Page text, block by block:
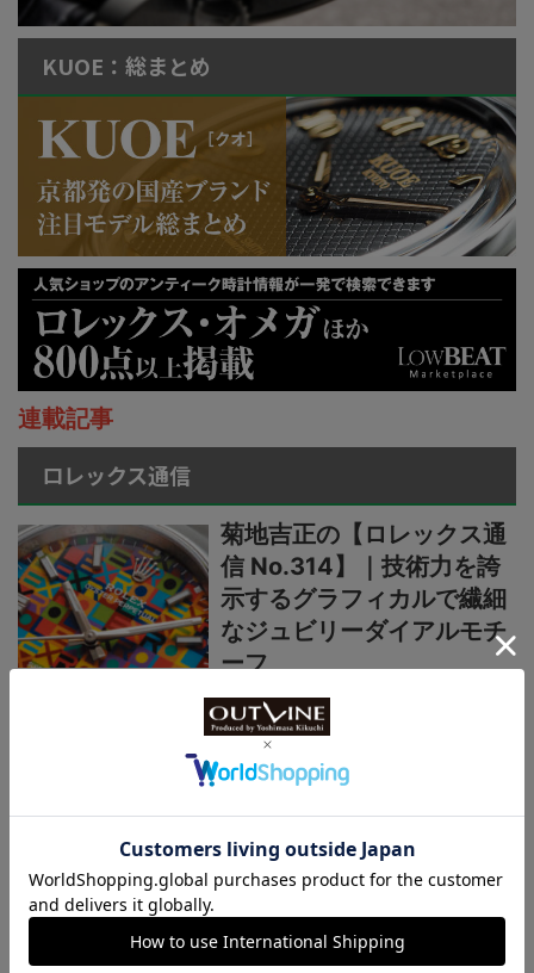
KUOE：総まとめ
連載記事
ロレックス通信
菊地吉正の【ロレックス通
信 No.314】｜技術力を誇
示するグラフィカルで繊細
なジュビリーダイアルモチ
ーフ
菊地吉正の【ロレックス通
信 No.313】｜生産終了の
発表からほぼ2カ月。実勢
価格はいまおいくら？
菊地吉正の【ロレックス通
信 No.312】｜えっ、あの
超人気モデルが生産終了な